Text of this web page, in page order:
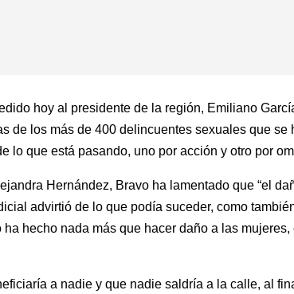
hoy al presidente de la región, Emiliano
de los más de 400 delincuentes sexuales que se
lo que está pasando, uno por acción y otro por
Hernández, Bravo ha lamentado que “el
advirtió de lo que podía suceder, como
hecho nada más que hacer daño a las
a nadie y que nadie saldría a la calle, al